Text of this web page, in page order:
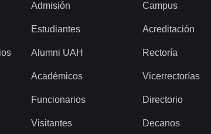
Admisión
Estudiantes
Alumni UAH
Académicos
Funcionarios
Visitantes
Campus
Acreditación
Rectoría
Vicerrectorías
Directorio
Decanos